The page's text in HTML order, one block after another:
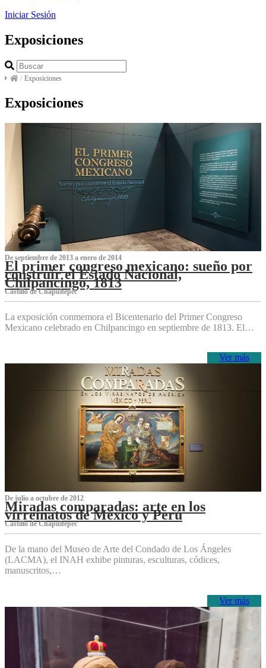
Iniciar Sesión
Exposiciones
/ Exposiciones
Exposiciones
De septiembre de 2013 a enero de 2014
El primer congreso mexicano: sueño por
construir el Estado Nacional,
Chilpancingo, 1813
Castillo de Chapultepec
La exposición conmemora el Bicentenario del Primer Congreso
Mexicano celebrado en Chilpancingo en septiembre de 1813. El…
Ver más
De julio a octubre de 2012
Miradas comparadas: arte en los
virreinatos de México y Perú
Castillo de Chapultepec
De la mano del Museo de Arte del Condado de Los Ángeles
(LACMA), el INAH exhibe pinturas, esculturas, códices,
manuscritos,…
Ver más